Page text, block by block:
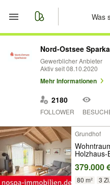
Start
Merkliste
Nachrichten
Nord-Ostsee
Gewerblicher Anbieter
Aktiv seit 08.10.2020
Mehr Informationen
2180
FOLLOWER
Grundhof
Holzhaus-
379.000
80 m²
3 Zi.